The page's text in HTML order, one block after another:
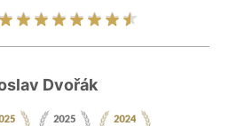
Dvořák